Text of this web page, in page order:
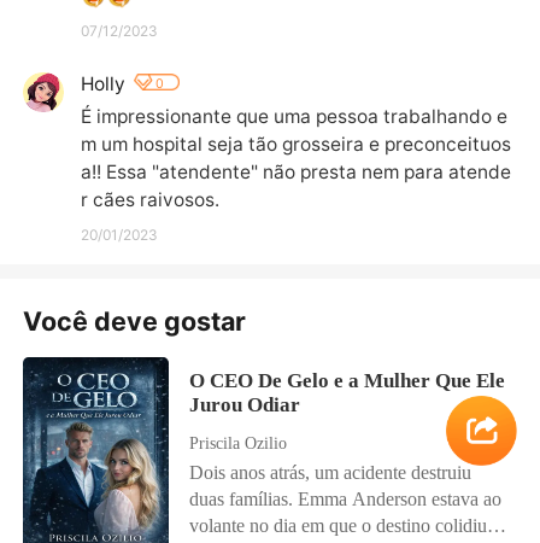
07/12/2023
Holly 0
É impressionante que uma pessoa trabalhando e
m um hospital seja tão grosseira e preconceituos
a!! Essa "atendente" não presta nem para atende
r cães raivosos.
20/01/2023
Você deve gostar
O CEO De Gelo e a Mulher Que Ele
Jurou Odiar
Priscila Ozilio
Dois anos atrás, um acidente destruiu
duas famílias. Emma Anderson estava ao
volante no dia em que o destino colidiu